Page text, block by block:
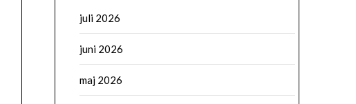
juli 2026
juni 2026
maj 2026